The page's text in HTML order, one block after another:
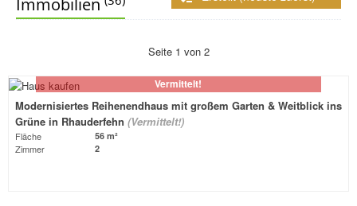
Immobilien
Seite 1 von 2
Vermittelt!
Modernisiertes Reihenendhaus mit großem Garten & Weitblick ins
Grüne in Rhauderfehn (Vermittelt!)
Fläche 56 m²
Zimmer 2